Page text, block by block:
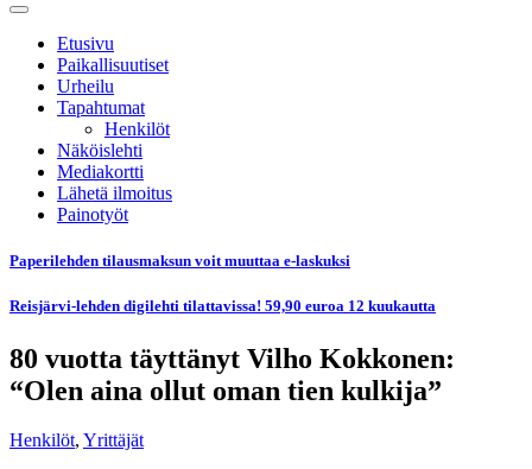
Etusivu
Paikallisuutiset
Urheilu
Tapahtumat
Henkilöt
Näköislehti
Mediakortti
Lähetä ilmoitus
Painotyöt
Paperilehden tilausmaksun voit muuttaa e-laskuksi
Reisjärvi-lehden digilehti tilattavissa! 59,90 euroa 12 kuukautta
80 vuotta täyttänyt Vilho Kokkonen:
“Olen aina ollut oman tien kulkija”
Henkilöt, Yrittäjät